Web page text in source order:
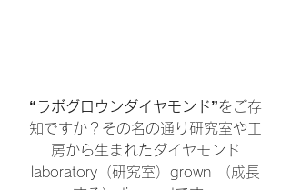
“ラボグロウンダイヤモンド”をご存
知ですか？その名の通り研究室や工
房から生まれたダイヤモンド
laboratory（研究室）grown （成長